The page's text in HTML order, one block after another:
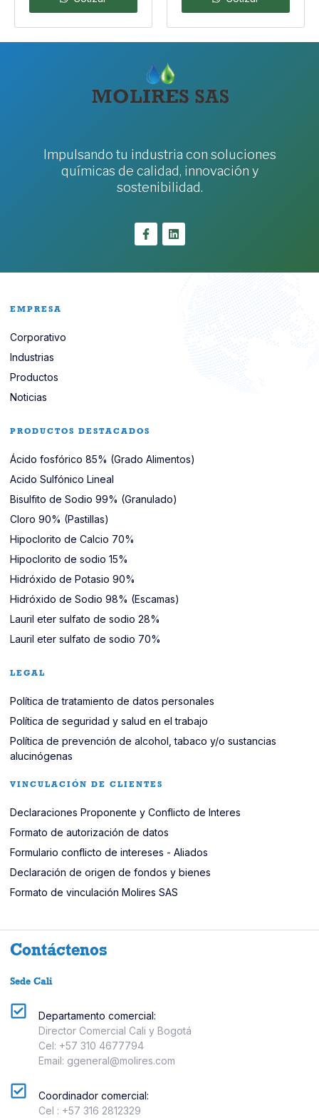
Impulsando tu industria con soluciones
químicas de calidad, innovación y
sostenibilidad.
EMPRESA
Corporativo
Industrias
Productos
Noticias
PRODUCTOS DESTACADOS
Ácido fosfórico 85% (Grado Alimentos)
Acido Sulfónico Lineal
Bisulfito de Sodio 99% (Granulado)
Cloro 90% (Pastillas)
Hipoclorito de Calcio 70%
Hipoclorito de sodio 15%
Hidróxido de Potasio 90%
Hidróxido de Sodio 98% (Escamas)
Lauril eter sulfato de sodio 28%
Lauril eter sulfato de sodio 70%
LEGAL
Política de tratamiento de datos personales
Política de seguridad y salud en el trabajo
Política de prevención de alcohol, tabaco y/o sustancias
alucinógenas
VINCULACIÓN DE CLIENTES
Declaraciones Proponente y Conflicto de Interes
Formato de autorización de datos
Formulario conflicto de intereses - Aliados
Declaración de origen de fondos y bienes
Formato de vinculación Molires SAS
Contáctenos
Sede Cali
Departamento comercial:
Director Comercial Cali y Bogotá
Cel: +57 310 4677794
Email: ggeneral@molires.com
Coordinador comercial:
Cel : +57 316 2812329